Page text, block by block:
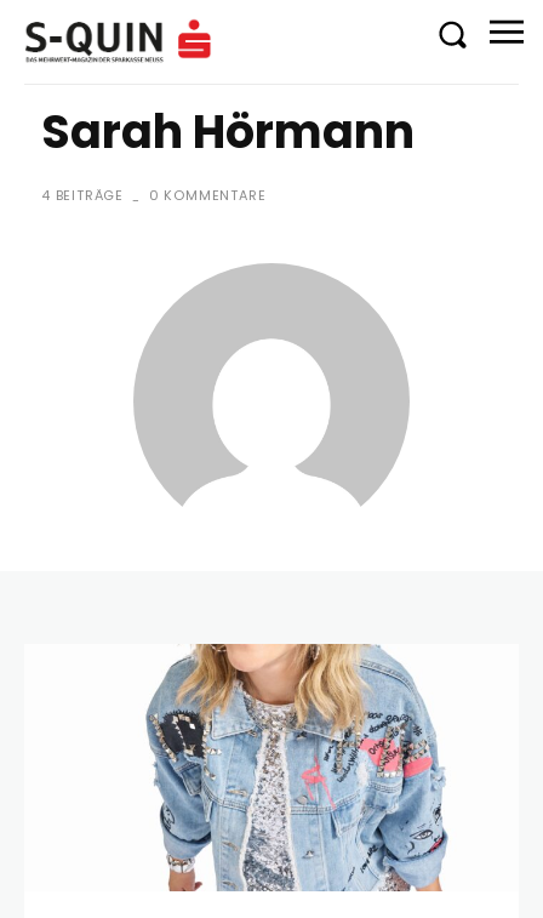
Sarah Hörmann
4 BEITRÄGE - 0 KOMMENTARE